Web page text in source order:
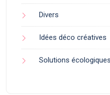
Divers
Idées déco créatives
Solutions écologiques